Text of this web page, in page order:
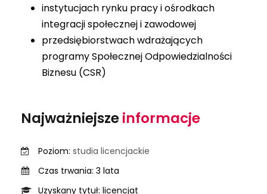
instytucjach rynku pracy i ośrodkach
integracji społecznej i zawodowej
przedsiębiorstwach wdrażających
programy Społecznej Odpowiedzialności
Biznesu (CSR)
Najważniejszeinformacje
Poziom: studia licencjackie
Czas trwania: 3 lata
Uzyskany tytuł: licencjat